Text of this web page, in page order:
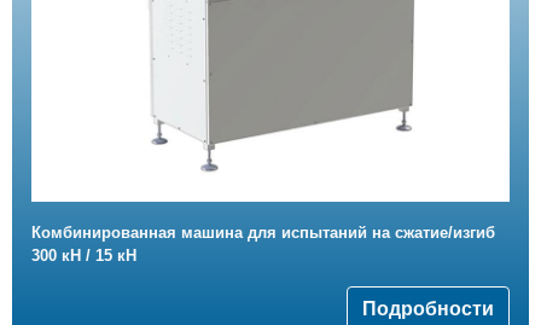
Комбинированная машина для испытаний на сжатие/изгиб
300 кН / 15 кН
Подробности